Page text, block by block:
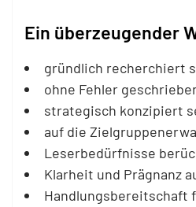
Ein überzeugender
gründlich recherchiert
ohne Fehler
strategisch konzipiert
auf die
Leserbedürfnisse
Klarheit und Prägnanz
Handlungsbereitschaft